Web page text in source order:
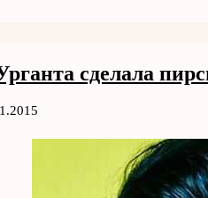
сделала